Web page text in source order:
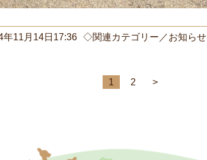
11月14日17:36 ◇関連カテゴリー／お知らせ
1 2 >